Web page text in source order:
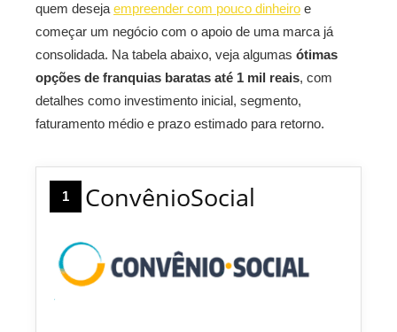
quem deseja empreender com pouco dinheiro e
começar um negócio com o apoio de uma marca já
consolidada. Na tabela abaixo, veja algumas ótimas
opções de franquias baratas até 1 mil reais, com
detalhes como investimento inicial, segmento,
faturamento médio e prazo estimado para retorno.
1 ConvênioSocial